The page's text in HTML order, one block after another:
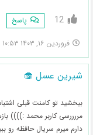
12 پاسخ
فروردین ۱۶, ۱۴۰۳ ۱۰:۵۳ ب.ظ
شیرین عسل 🧁
ببخشید تو کامنت قبلی
مررررسی کاربر محمد :))))
دارم میرم سریال حافظه رو